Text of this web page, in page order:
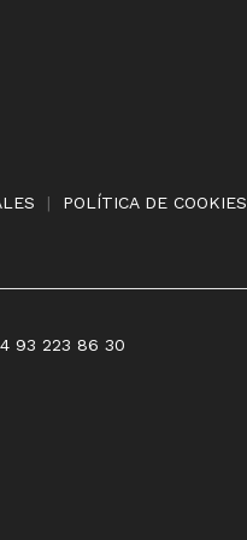
| POLÍTICA DE COOKIES
93 223 86 30